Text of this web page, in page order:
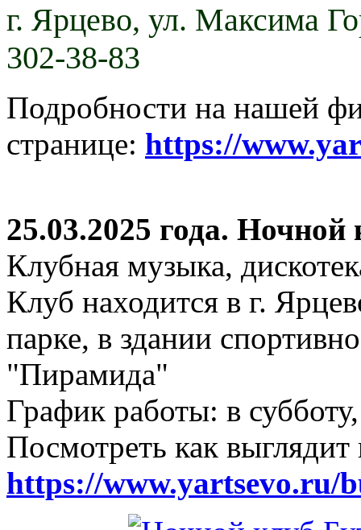
г. Ярцево, ул. Максима
302-38-83
Подробности на нашей
странице: https://
25.03.2025 года.
Клубная музыка,
Клуб находится в г.
парке, в здании
"Пирамида"
График работы: в
Посмотреть как
https://www.yartsevo.ru/